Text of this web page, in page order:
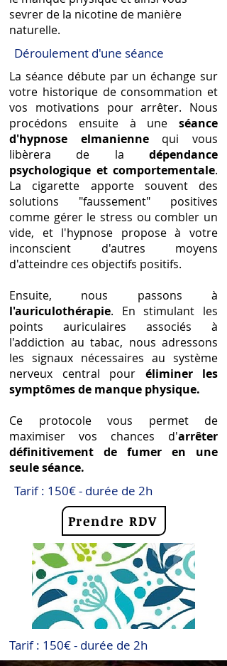
sevrer de la nicotine de manière
naturelle.
Déroulement d'une séance
La séance débute par un échange sur
votre historique de consommation et
vos motivations pour arrêter. Nous
procédons ensuite à une séance
d'hypnose elmaniennequi vous
libèrera de la dépendance
psychologique et comportementale.
La cigarette apporte souvent des
solutions "faussement" positives
comme gérer le stress ou combler un
vide, et l'hypnose propose à votre
inconscient d'autres moyens
d'atteindre ces objectifs positifs.
Ensuite, nous passons à
l'auriculothérapie. En stimulant les
points auriculaires associés à
l'addiction au tabac, nous adressons
les signaux nécessaires au système
nerveux central pour éliminer les
symptômes de manque physique.
Ce protocole vous permet de
maximiser vos chances d'arrêter
définitivement de fumer en une
seule séance.
Tarif : 150€ - durée de 2h
Prendre RDV
Tarif : 150€ - durée de 2h